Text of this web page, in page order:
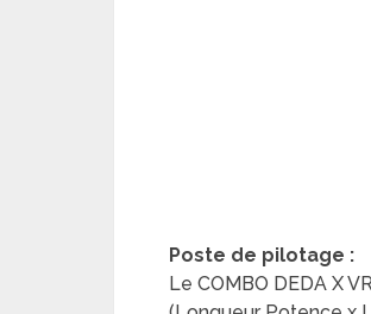
Poste de pilotage :
Le COMBO DEDA X